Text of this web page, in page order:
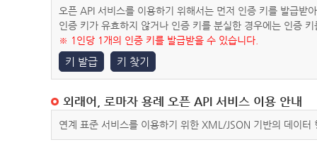
오픈 API 서비스를 이용하기 위해서는 먼저 인증 키를 발급받
인증 키가 유효하지 않거나 인증 키를 분실한 경우에는 인증
※ 1인당 1개의 인증 키를 발급받을 수 있습니다.
키 발급 키 찾기
외래어, 로마자 용례 오픈 API 서비스 이용 안내
연계 표준 서비스를 이용하기 위한 XML/JSON 기반의 데이